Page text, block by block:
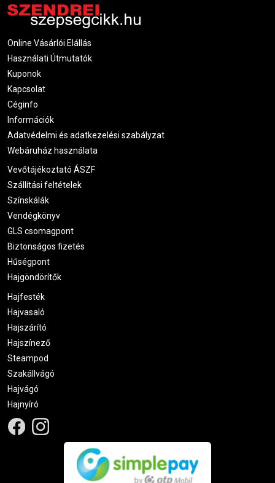
Online Vásárlói Elállás
Használati Útmutatók
Kuponok
Kapcsolat
Céginfo
Információk
Adatvédelmi és adatkezelési szabályzat
Webáruház használata
Vevőtájékoztató ÁSZF
Szállítási feltételek
Színskálák
Vendégkönyv
GLS csomagpont
Biztonságos fizetés
Hűségpont
Hajgöndörítők
Hajfesték
Hajvasaló
Hajszárító
Hajszínező
Steampod
Szakállvágó
Hajvágó
Hajnyíró